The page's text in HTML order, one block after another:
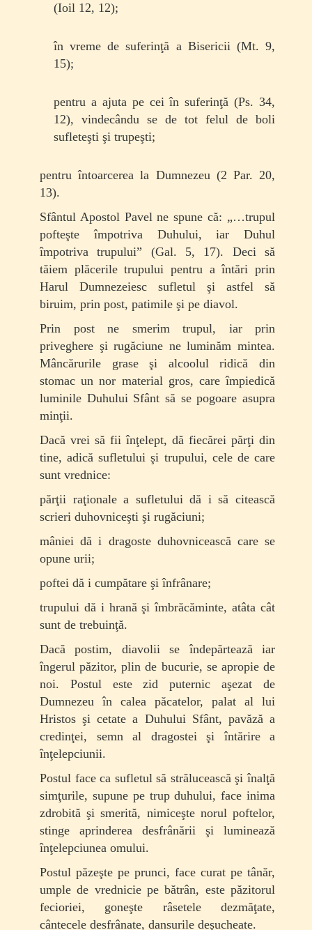
(Ioil 12, 12);
în vreme de suferinţă a Bisericii (Mt. 9,
15);
pentru a ajuta pe cei în suferinţă (Ps. 34,
12), vindecându se de tot felul de boli
sufleteşti şi trupeşti;
pentru întoarcerea la Dumnezeu (2 Par. 20,
13).
Sfântul Apostol Pavel ne spune că: „…trupul
pofteşte împotriva Duhului, iar Duhul
împotriva tru­pului” (Gal. 5, 17). Deci să
tăiem plăcerile trupului pentru a întări prin
Harul Dumnezeiesc sufletul şi astfel să
biruim, prin post, patimile şi pe diavol.
Prin post ne smerim trupul, iar prin
priveghere şi rugăciune ne luminăm mintea.
Mâncărurile grase şi alcoolul ridică din
stomac un nor material gros, care împiedică
luminile Duhului Sfânt să se pogoare asupra
minţii.
Dacă vrei să fii înţelept, dă fiecărei părţi din
tine, adică sufletului şi trupului, cele de care
sunt vrednice:
părţii raţionale a sufletului dă i să citească
scrieri duhovniceşti şi rugăciuni;
mâniei dă i dragoste duhovnicească care se
opune urii;
poftei dă i cumpătare şi înfrânare;
trupului dă i hrană şi îmbrăcăminte, atâta cât
sunt de trebuinţă.
Dacă postim, diavolii se îndepărtează iar
îngerul păzitor, plin de bucurie, se apropie de
noi. Postul este zid puternic aşezat de
Dumnezeu în calea păca­telor, palat al lui
Hristos şi cetate a Duhului Sfânt, pavăză a
credinţei, semn al dragostei şi întărire a
înţelepciunii.
Postul face ca sufletul să strălucească şi înalţă
simţurile, supune pe trup duhului, face inima
zdro­bită şi smerită, nimiceşte norul poftelor,
stinge aprin­­derea desfrânării şi luminează
înţelepciunea omului.
Postul păzeşte pe prunci, face curat pe tânăr,
umple de vrednicie pe bătrân, este păzitorul
fecioriei, goneşte râsetele dezmăţate,
cântecele desfrânate, dan­surile deşucheate.